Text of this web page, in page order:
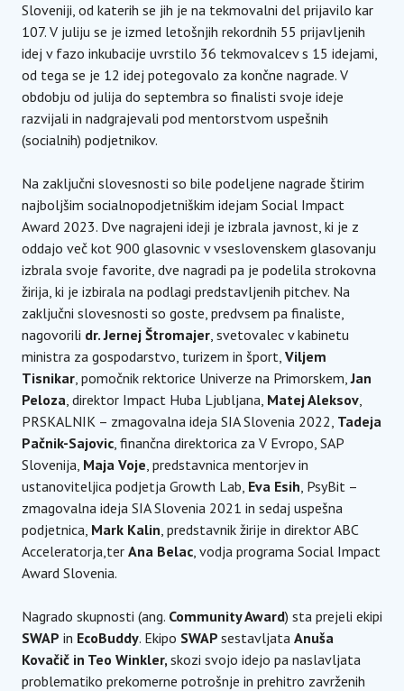
Sloveniji, od katerih se jih je na tekmovalni del prijavilo kar
107. V juliju se je izmed letošnjih rekordnih 55 prijavljenih
idej v fazo inkubacije uvrstilo 36 tekmovalcev s 15 idejami,
od tega se je 12 idej potegovalo za končne nagrade. V
obdobju od julija do septembra so finalisti svoje ideje
razvijali in nadgrajevali pod mentorstvom uspešnih
(socialnih) podjetnikov.
Na zaključni slovesnosti so bile podeljene nagrade štirim
najboljšim socialnopodjetniškim idejam Social Impact
Award 2023. Dve nagrajeni ideji je izbrala javnost, ki je z
oddajo več kot 900 glasovnic v vseslovenskem glasovanju
izbrala svoje favorite, dve nagradi pa je podelila strokovna
žirija, ki je izbirala na podlagi predstavljenih pitchev. Na
zaključni slovesnosti so goste, predvsem pa finaliste,
nagovorili dr. Jernej Štromajer, svetovalec v kabinetu
ministra za gospodarstvo, turizem in šport, Viljem
Tisnikar, pomočnik rektorice Univerze na Primorskem,Jan
Peloza, direktor Impact Huba Ljubljana, Matej Aleksov,
PRSKALNIK – zmagovalna ideja SIA Slovenia 2022, Tadeja
Pačnik-Sajovic, finančna direktorica za V Evropo, SAP
Slovenija, Maja Voje, predstavnica mentorjev in
ustanoviteljica podjetja Growth Lab, Eva Esih, PsyBit –
zmagovalna ideja SIA Slovenia 2021 in sedaj uspešna
podjetnica, Mark Kalin, predstavnik žirije in direktor ABC
Acceleratorja,ter Ana Belac, vodja programa Social Impact
Award Slovenia.
Nagrado skupnosti (ang. Community Award) sta prejeli ekipi
SWAP in EcoBuddy. Ekipo SWAP sestavljata Anuša
Kovačič in Teo Winkler, skozi svojo idejo pa naslavljata
problematiko prekomerne potrošnje in prehitro zavrženih